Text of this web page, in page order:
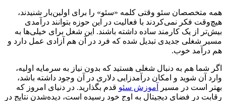
همه متخصصان سئو وقتی کلمه «سئو» را برای اولین‌بار شنیدند،
هیچ‌وقت فکر نمی‌کردند با فعالیت در این حوزه بتوانند درآمدی
بیش‌تر از یک کارمند ساده داشته باشند. این شغل برای خیلی‌ها به
مسیر شغلی جدیدی تبدیل شده که فرد در آن هم آزادی عمل دارد و
هم درآمد خوب.
اگر شما هم به دنبال شغلی هستید که بدون نیاز به سرمایه اولیه،
وارد آن شوید و امکان درآمدزایی دلاری در آن وجود داشته باشد،
بهتر است در مسیر
آموزش سئو قدم بگذارید. در دنیای امروز که
رقابت در فضای دیجیتال به اوج خود رسیده است، دیده‌شدن نتایج در